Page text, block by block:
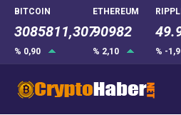
BITCOIN
3085811,307
% 0,90
ETHEREUM
90982
% 2,10 % -